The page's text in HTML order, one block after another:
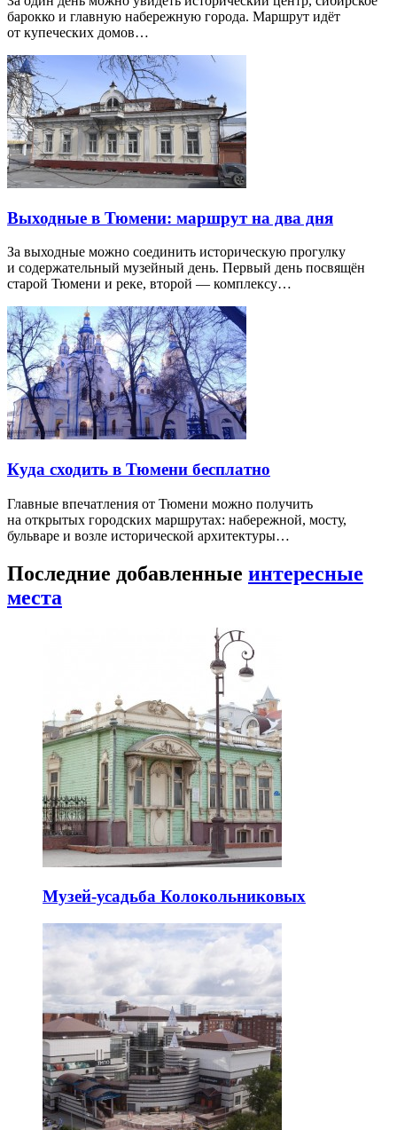
барокко и главную набережную города. Маршрут идёт
от купеческих домов…
Выходные в Тюмени: маршрут на два дня
За выходные можно соединить историческую прогулку
и содержательный музейный день. Первый день посвящён
старой Тюмени и реке, второй — комплексу…
Куда сходить в Тюмени бесплатно
Главные впечатления от Тюмени можно получить
на открытых городских маршрутах: набережной, мосту,
бульваре и возле исторической архитектуры…
Последние добавленные интересные
места
Музей-усадьба Колокольниковых